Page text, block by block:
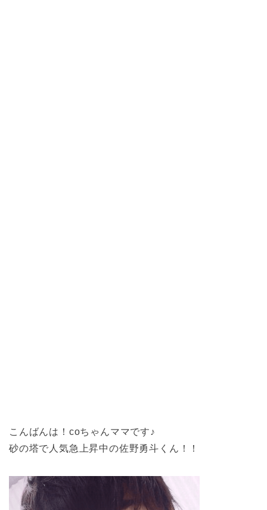
こんばんは！coちゃんママです♪
砂の塔で人気急上昇中の佐野勇斗くん！！